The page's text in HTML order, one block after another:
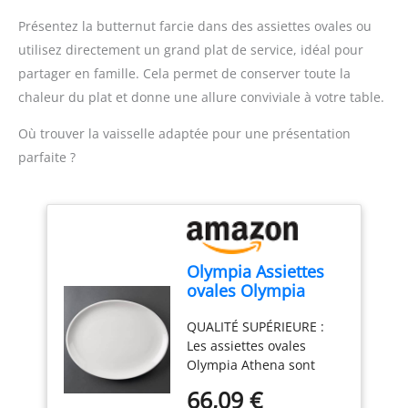
ingrédients, simplifiant la
Contenu de la livraison :
Mixeur plongeant
ErgoMixx 600 W avec 2
doseur
les dégâts, pour une
expérience plus propre
et plus agréable DESIGN
CONFORTABLE : Une
poignée ergonomique
texturée, pour
fréquente DURABLE : 2
lames Zelkrom qui
garantissent des
performances durables
REPARABILITE 15 ANS AU
JUSTE PRIX : engagement
de réparabilité 15 ans au
juste prix grâce à notre
réseau de 6200
monde, pour contribuer
Présentez la butternut farcie dans des assiettes ovales ou
utilisez directement un grand plat de service, idéal pour
partager en famille. Cela permet de conserver toute la
chaleur du plat et donne une allure conviviale à votre table.
Où trouver la vaisselle adaptée pour une présentation
parfaite ?
Olympia Assiettes
ovales Olympia
241mm (Lot de 6),
Blanc, 29(H) x 305(L)
x 241(P) mm,
Porcelaine, CC212
QUALITÉ SUPÉRIEURE :
Les assiettes ovales
Olympia Athena sont
matériau super vitrifié
66,09 €